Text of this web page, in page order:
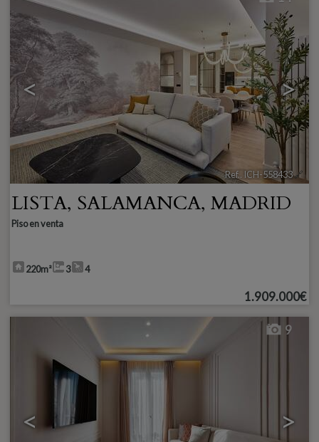
< >
Ref.. ICH-558433🔗
LISTA, SALAMANCA, MADRID
Piso en venta
220m² 3 4
1.909.000€
< >
9